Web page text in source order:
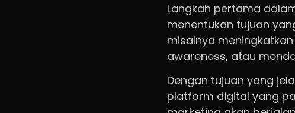
Langkah pertama
menentukan tujuan
misalnya
awareness, atau
Dengan tujuan yang
platform digital yang